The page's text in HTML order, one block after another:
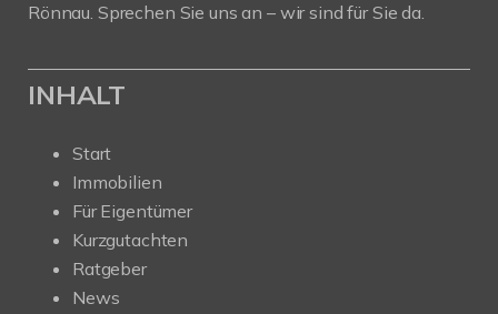
Rönnau. Sprechen Sie uns an – wir sind für Sie da.
INHALT
Start
Immobilien
Für Eigentümer
Kurzgutachten
Ratgeber
News